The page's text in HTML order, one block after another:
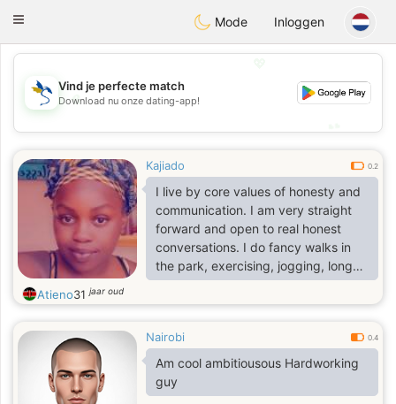
SvenskaDating
Toggle
Mode Inloggen
💖
💕
Vind je perfecte match
Download nu onze dating-app!
Kajiado 0.2
I live by core values of honesty and
communication. I am very straight
forward and open to real honest
conversations. I do fancy walks in
the park, exercising, jogging, long
walks in the beach, pillow talks .am
very understanding and loving. I am
comfortable with my person .Don't
be fooled am very fun to be around.
.my sign languages are words of
affirmation, acts of service, gifting
Atieno31jaar oud
Nairobi 0.4
Am cool ambitiousous Hardworking
guy